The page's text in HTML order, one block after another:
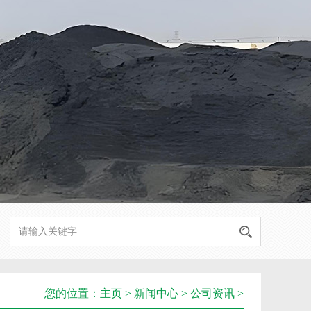
您的位置： 主页 > 新闻中心 > 公司资讯 >